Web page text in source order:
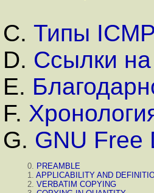
C. Типы ICMP
D. Ссылки
E.
F.
G. GNU Free
0. PREAMBLE
1. APPLICABILITY AND
2. VERBATIM COPYING